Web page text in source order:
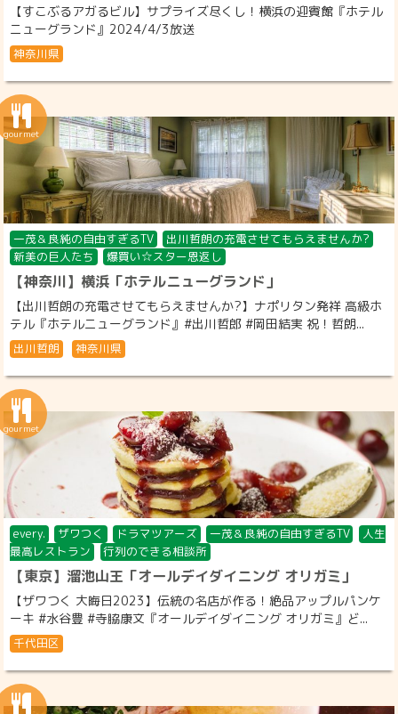
【すこぶるアガるビル】サプライズ尽くし！横浜の迎賓館『ホテル
ニューグランド』2024/4/3放送
神奈川県
一茂＆良純の自由すぎるTV
出川哲朗の充電させてもらえませんか?
新美の巨人たち
爆買い☆スター恩返し
【神奈川】横浜「ホテルニューグランド」
【出川哲朗の充電させてもらえませんか?】ナポリタン発祥 高級ホ
テル『ホテルニューグランド』#出川哲郎 #岡田結実 祝！哲朗...
出川哲朗 神奈川県
every. ザワつく ドラマツアーズ 一茂＆良純の自由すぎるTV
人生
最高レストラン
行列のできる相談所
【東京】溜池山王「オールデイダイニング オリガミ」
【ザワつく 大晦日2023】伝統の名店が作る！絶品アップルパンケ
ーキ #水谷豊 #寺脇康文『オールデイダイニング オリガミ』ど...
千代田区